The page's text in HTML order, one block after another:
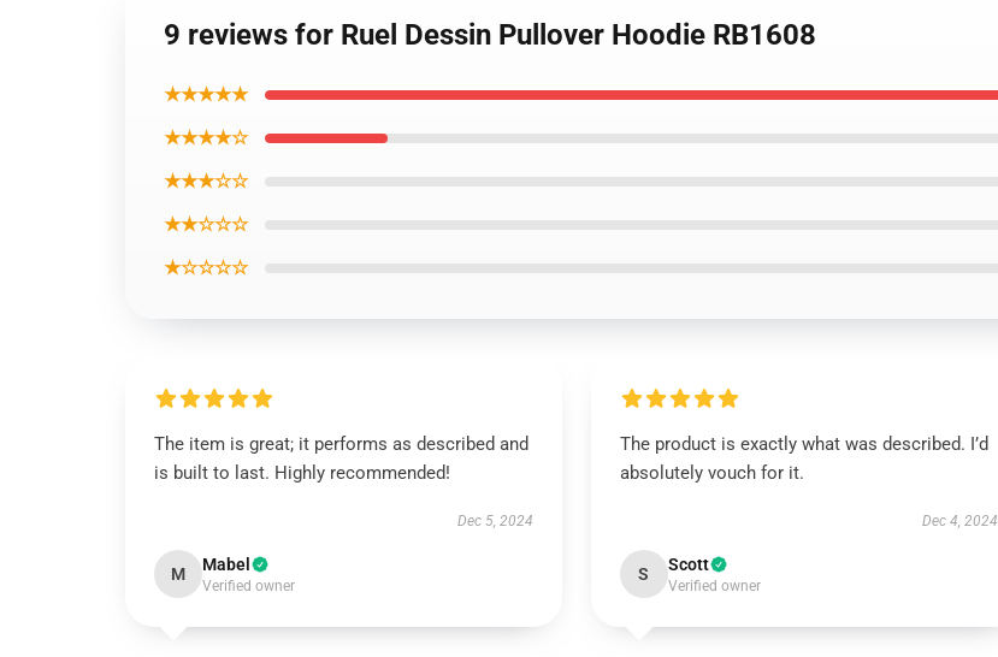
9 reviews for Ruel Dessin Pullover Hoodie RB1608
★★★★★
★★★★☆
★★★☆☆
★★☆☆☆
★☆☆☆☆
The item is great; it performs as described and
is built to last. Highly recommended!
Dec 5, 2024
M Mabel
Verified owner
The product is exactly what was described. I’d
absolutely vouch for it.
Dec 4, 2024
S Scott
Verified owner